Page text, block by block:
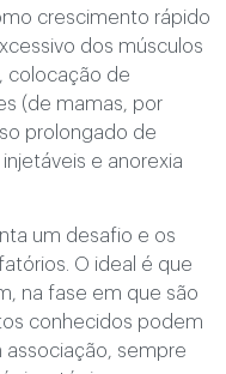
crescimento rápido
dos músculos
colocação de
(de mamas, por
prolongado de
e anorexia
um desafio e os
O ideal é que
na fase em que são
conhecidos podem
sempre